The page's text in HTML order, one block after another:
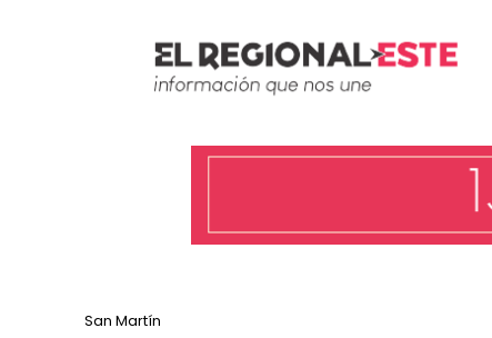
San Martín